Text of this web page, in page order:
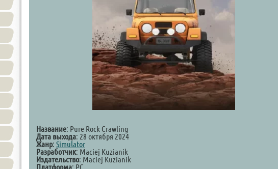
Название: Pure Rock Crawling
Дата выхода: 28 октября 2024
Жанр: Simulator
Разработчик: Maciej Kuzianik
Издательство: Maciej Kuzianik
Платформа: PC